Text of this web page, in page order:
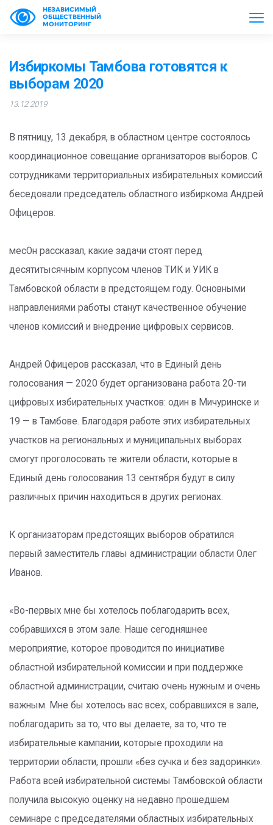
НЕЗАВИСИМЫЙ
ОБЩЕСТВЕННЫЙ
МОНИТОРИНГ
Избиркомы Тамбова готовятся к
выборам 2020
13.12.2019
В пятницу, 13 декабря, в областном центре состоялось
координационное совещание организаторов выборов. С
сотрудниками территориальных избирательных комиссий
беседовали председатель областного избиркома Андрей
Офицеров.
месОн рассказал, какие задачи стоят перед
десятитысячным корпусом членов ТИК и УИК в
Тамбовской области в предстоящем году. Основными
направлениями работы станут качественное обучение
членов комиссий и внедрение цифровых сервисов.
Андрей Офицеров рассказал, что в Единый день
голосования — 2020 будет организована работа 20-ти
цифровых избирательных участков: один в Мичуринске и
19 — в Тамбове. Благодаря работе этих избирательных
участков на региональных и муниципальных выборах
смогут проголосовать те жители области, которые в
Единый день голосования 13 сентября будут в силу
различных причин находиться в других регионах.
К организаторам предстоящих выборов обратился
первый заместитель главы администрации области Олег
Иванов.
«Во-первых мне бы хотелось поблагодарить всех,
собравшихся в этом зале. Наше сегодняшнее
мероприятие, которое проводится по инициативе
областной избирательной комиссии и при поддержке
областной администрации, считаю очень нужным и очень
важным. Мне бы хотелось вас всех, собравшихся в зале,
поблагодарить за то, что вы делаете, за то, что те
избирательные кампании, которые проходили на
территории области, прошли «без сучка и без задоринки».
Работа всей избирательной системы Тамбовской области
получила высокую оценку на недавно прошедшем
семинаре с председателями областных избирательных